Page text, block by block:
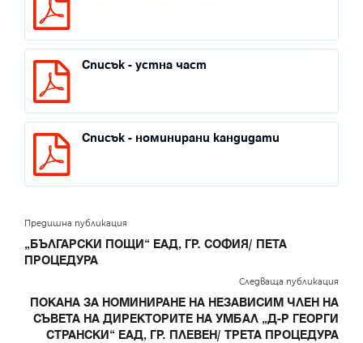
Списък - устна част
Списък - номинирани кандидати
Предишна публикация
„БЪЛГАРСКИ ПОЩИ“ ЕАД, ГР. СОФИЯ/ ПЕТА
ПРОЦЕДУРА
Следваща публикация
ПОКАНА ЗА НОМИНИРАНЕ НА НЕЗАВИСИМ ЧЛЕН НА
СЪВЕТА НА ДИРЕКТОРИТЕ НА УМБАЛ „Д-Р ГЕОРГИ
СТРАНСКИ“ ЕАД, ГР. ПЛЕВЕН/ ТРЕТА ПРОЦЕДУРА